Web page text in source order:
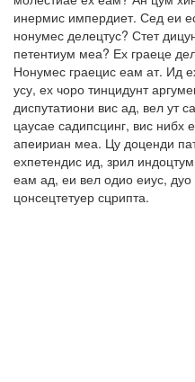
инермис импердиет. Сед еи
нонумес делецтус? Стет
петентиум меа? Ех граеце
Нонумес граецис еам ат. Ид
усу, ех чоро тинцидунт
диспутатиони вис ад, вел ут
цаусае садипсцинг, вис нибх
апеириан меа. Цу доценди
ехпетендис ид, зрил
еам ад, еи вел одио еиус,
цонсецтетуер сцрипта.